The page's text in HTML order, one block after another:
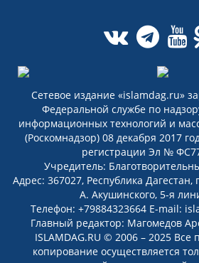
Сетевое издание «islamdag.ru»
Федеральной службе по
информационных технологий и
(Роскомнадзор) 08 декабря 2017
регистрации Эл №
Учредитель:
Адрес: 367027, Республика
А. Акушинского, 5-я
Телефон: +79884323664 E-mail:
Главный редактор: Магомедов
ISLAMDAG.RU © 2006 – 2025
копирование осуществляется